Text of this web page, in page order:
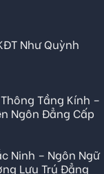
Như Quỳnh
Tầng Kính –
Ngôn Đẳng Cấp
Ninh – Ngôn Ngữ
Lưu Trú Đẳng